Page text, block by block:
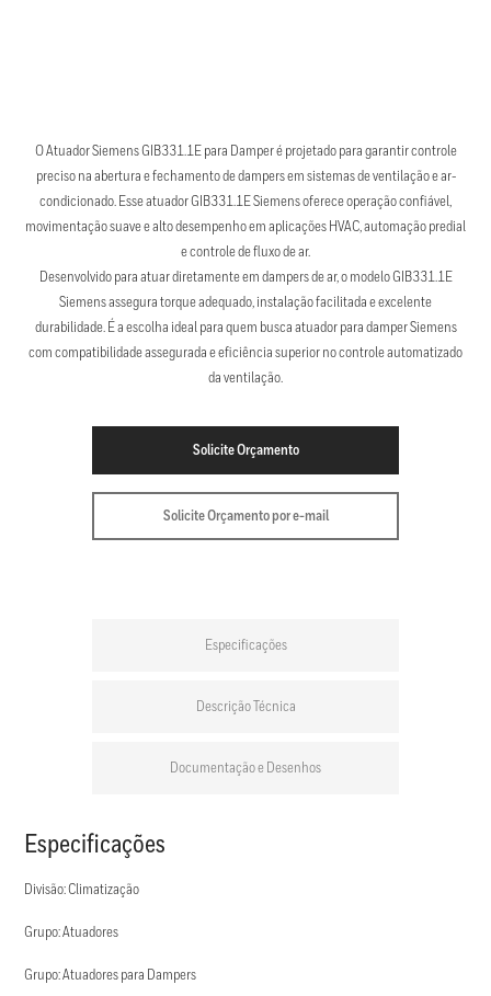
O Atuador Siemens GIB331.1E para Damper é projetado para garantir controle
preciso na abertura e fechamento de dampers em sistemas de ventilação e ar-
condicionado. Esse atuador GIB331.1E Siemens oferece operação confiável,
movimentação suave e alto desempenho em aplicações HVAC, automação predial
e controle de fluxo de ar.
Desenvolvido para atuar diretamente em dampers de ar, o modelo GIB331.1E
Siemens assegura torque adequado, instalação facilitada e excelente
durabilidade. É a escolha ideal para quem busca atuador para damper Siemens
com compatibilidade assegurada e eficiência superior no controle automatizado
da ventilação.
Solicite Orçamento
Solicite Orçamento por e-mail
Especificações
Descrição Técnica
Documentação e Desenhos
Especificações
Divisão: Climatização
Grupo: Atuadores
Grupo: Atuadores para Dampers